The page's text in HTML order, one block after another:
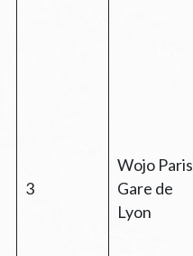
3
Wojo Paris
Gare de
Lyon